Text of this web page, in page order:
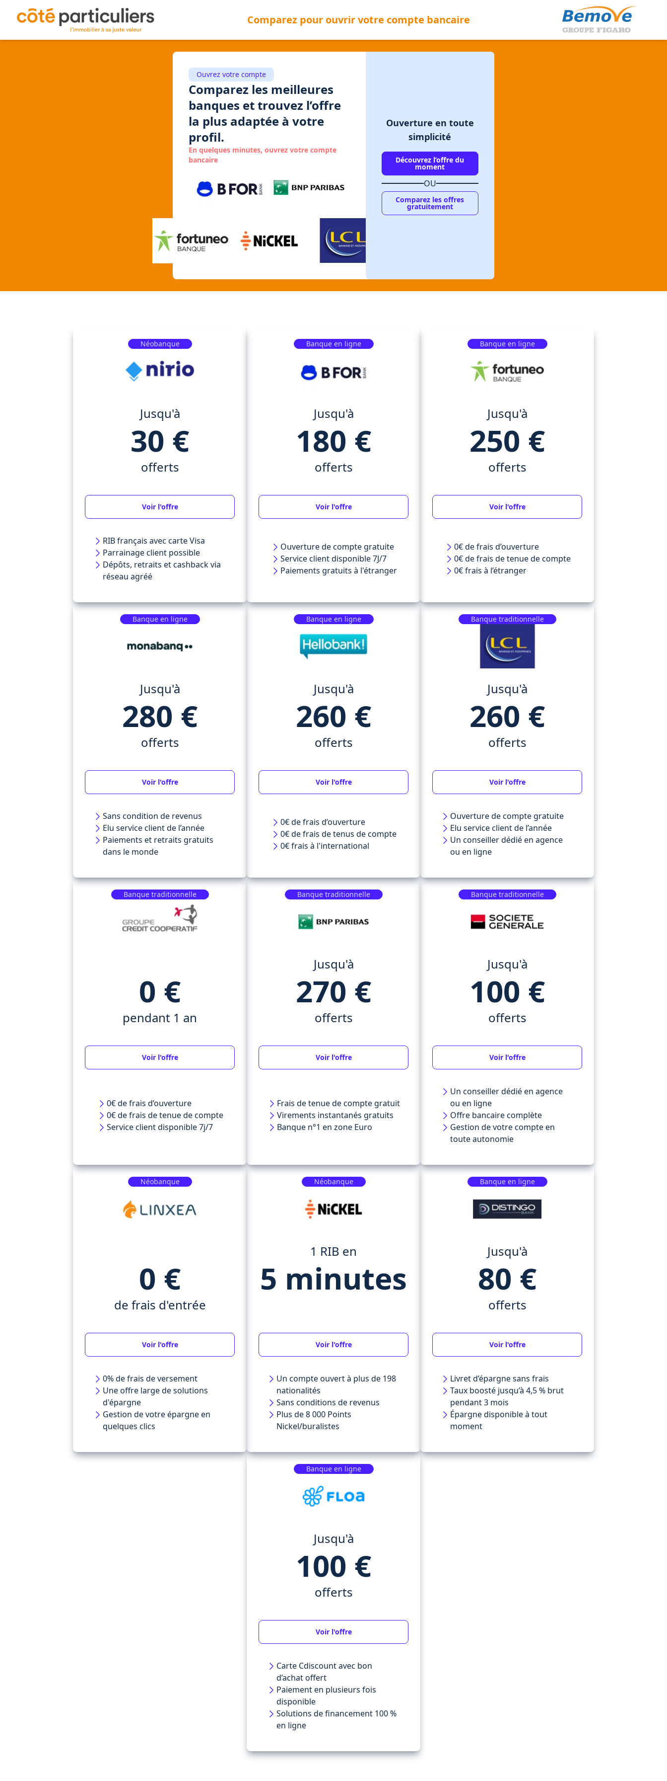
Comparez pour ouvrir votre compte bancaire
Ouvrez votre compte
Comparez les meilleures
banques et trouvez l’offre
la plus adaptée à votre
profil.
En quelques minutes, ouvrez votre compte
bancaire
Ouverture en toute
simplicité
Découvrez l’offre du
moment
OU
Comparez les offres
gratuitement
Néobanque
Jusqu'à
30 €
offerts
Voir l'offre
RIB français avec carte Visa
Parrainage client possible
Dépôts, retraits et cashback via
réseau agréé
Banque en ligne
Jusqu'à
180 €
offerts
Voir l'offre
Ouverture de compte gratuite
Service client disponible 7J/7
Paiements gratuits à l'étranger
Banque en ligne
Jusqu'à
250 €
offerts
Voir l'offre
0€ de frais d’ouverture
0€ de frais de tenue de compte
0€ frais à l’étranger
Banque en ligne
Jusqu'à
280 €
offerts
Voir l'offre
Sans condition de revenus
Elu service client de l’année
Paiements et retraits gratuits
dans le monde
Banque en ligne
Jusqu'à
260 €
offerts
Voir l'offre
0€ de frais d’ouverture
0€ de frais de tenus de compte
0€ frais à l'international
Banque traditionnelle
Jusqu'à
260 €
offerts
Voir l'offre
Ouverture de compte gratuite
Elu service client de l’année
Un conseiller dédié en agence
ou en ligne
Banque traditionnelle
0 €
pendant 1 an
Voir l'offre
0€ de frais d’ouverture
0€ de frais de tenue de compte
Service client disponible 7j/7
Banque traditionnelle
Jusqu'à
270 €
offerts
Voir l'offre
Frais de tenue de compte gratuit
Virements instantanés gratuits
Banque n°1 en zone Euro
Banque traditionnelle
Jusqu'à
100 €
offerts
Voir l'offre
Un conseiller dédié en agence
ou en ligne
Offre bancaire complète
Gestion de votre compte en
toute autonomie
Néobanque
0 €
de frais d'entrée
Voir l'offre
0% de frais de versement
Une offre large de solutions
d'épargne
Gestion de votre épargne en
quelques clics
Néobanque
1 RIB en
5 minutes
Voir l'offre
Un compte ouvert à plus de 198
nationalités
Sans conditions de revenus
Plus de 8 000 Points
Nickel/buralistes
Banque en ligne
Jusqu'à
80 €
offerts
Voir l'offre
Livret d’épargne sans frais
Taux boosté jusqu’à 4,5 % brut
pendant 3 mois
Épargne disponible à tout
moment
Banque en ligne
Jusqu'à
100 €
offerts
Voir l'offre
Carte Cdiscount avec bon
d’achat offert
Paiement en plusieurs fois
disponible
Solutions de financement 100 %
en ligne